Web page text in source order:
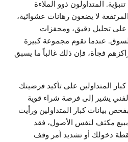
المتداولون ذوو الملاءة
لا يضعون رهانات عشوائية،
على تحليل دقيق، ومحفزات
عندما تقوم مجموعة كبيرة
فجأة، فإن ذلك غالباً ما يسبق
المتداولين على تأكيد فرضيتك
يشير إلى فرصة شراء قوية
بيانات كبار المتداولين ورأيت
ببيع مكثف لنفس الأصول، فقد
دخولك أو تشديد أمر وقف